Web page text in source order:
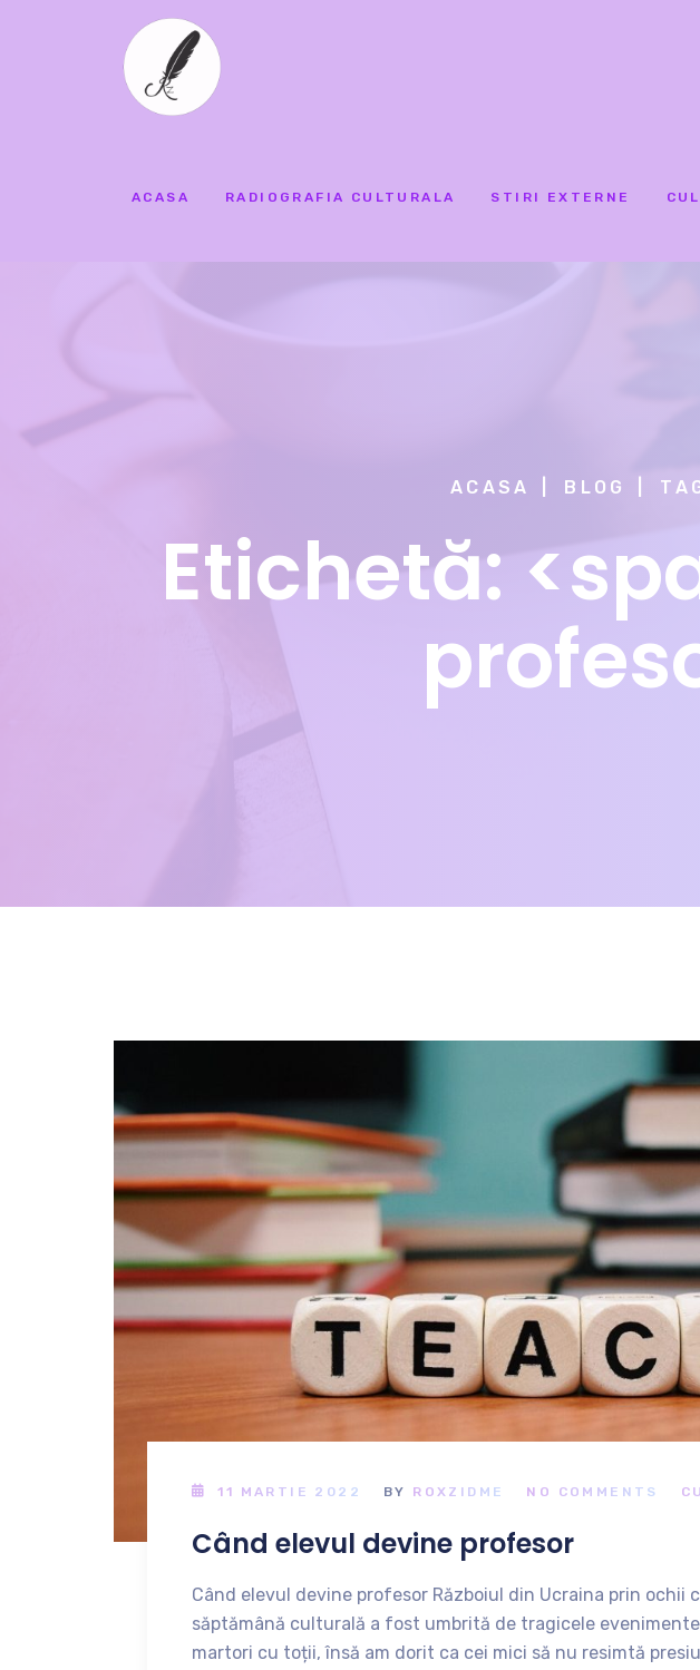
ACASA RADIOGRAFIA CULTURALA STIRI EXTERNE
ACASA BLOG
Etichetă:
11 MARTIE 2022 BY ROXZIDME NO COMMENTS
Când elevul devine profesor
Când elevul devine profesor Războiul din Ucraina prin ochii
săptămână culturală a fost umbrită de tragicele
martori cu toții, însă am dorit ca cei mici să nu resimtă